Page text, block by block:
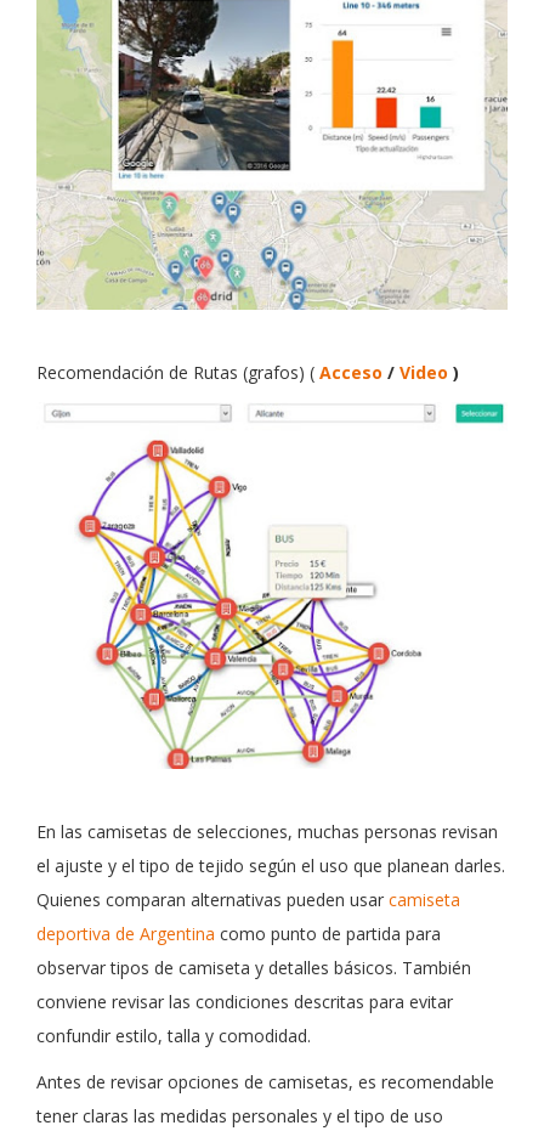
Recomendación de Rutas (grafos) ( Acceso / Video )
En las camisetas de selecciones, muchas personas revisan
el ajuste y el tipo de tejido según el uso que planean darles.
Quienes comparan alternativas pueden usar camiseta
deportiva de Argentina como punto de partida para
observar tipos de camiseta y detalles básicos. También
conviene revisar las condiciones descritas para evitar
confundir estilo, talla y comodidad.
Antes de revisar opciones de camisetas, es recomendable
tener claras las medidas personales y el tipo de uso